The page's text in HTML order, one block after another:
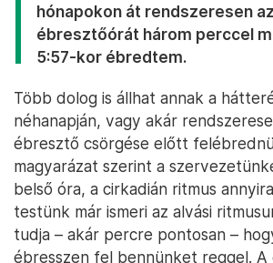
hónapokon át rendszeresen az
ébresztőórát három perccel
5:57-kor ébredtem.
Több dolog is állhat annak a
néhanapján, vagy akár
ébresztő csörgése előtt
magyarázat szerint a
belső óra, a cirkadián ritmus
testünk már ismeri az alvási
tudja – akár percre pontosan –
ébresszen fel bennünket reggel. A